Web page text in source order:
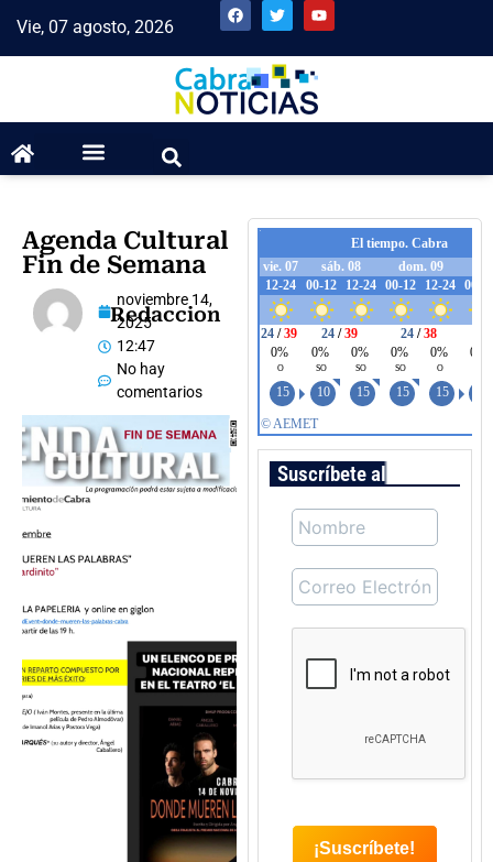
Vie, 07 agosto, 2026
Agenda Cultural
Fin de Semana
Redaccion
noviembre 14,
2025
12:47
No hay
comentarios
Suscríbete al boletín